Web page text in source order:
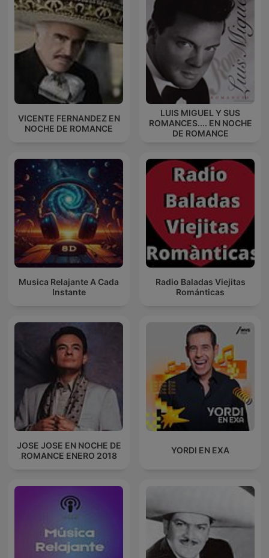
VICENTE FERNANDEZ EN
NOCHE DE ROMANCE
LUIS MIGUEL Y SUS
ROMANCES.... EN NOCHE
DE ROMANCE
Musica Relajante A Cada
Instante
Radio Baladas Viejitas
Románticas
JOSE JOSE EN NOCHE DE
ROMANCE ENERO 2018
YORDI EN EXA